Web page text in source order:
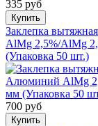
335 руб
Купить
Заклепка
AlMg 2,5%/AlMg
(Упаковка 50 шт.)
700 руб
Купить